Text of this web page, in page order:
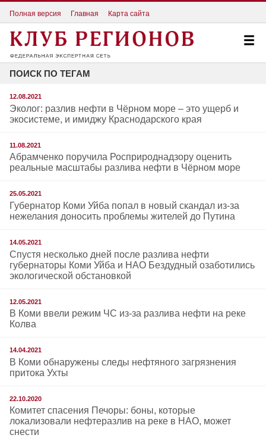
Полная версия Главная Карта сайта
ПОИСК ПО ТЕГАМ
12.08.2021
Эколог: разлив нефти в Чёрном море – это ущерб и
экосистеме, и имиджу Краснодарского края
11.08.2021
Абрамченко поручила Росприроднадзору оценить
реальные масштабы разлива нефти в Чёрном море
25.05.2021
Губернатор Коми Уйба попал в новый скандал из-за
нежелания доносить проблемы жителей до Путина
14.05.2021
Спустя несколько дней после разлива нефти
губернаторы Коми Уйба и НАО Бездудный озаботились
экологической обстановкой
12.05.2021
В Коми ввели режим ЧС из-за разлива нефти на реке
Колва
14.04.2021
В Коми обнаружены следы нефтяного загрязнения
притока Ухты
22.10.2020
Комитет спасения Печоры: боны, которые
локализовали нефтеразлив на реке в НАО, может
снести